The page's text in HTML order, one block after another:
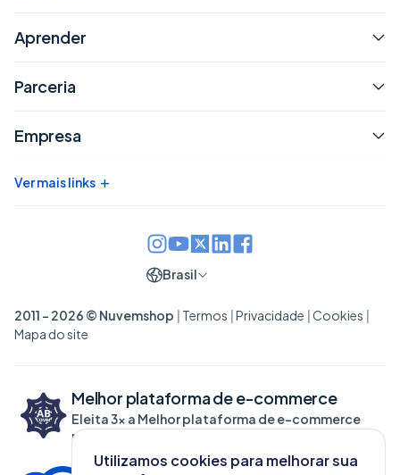
Utilizamos cookies para melhorar sua
Aprender
Parceria
Empresa
Ver mais links +
2011 - 2026 © Nuvemshop Termos Privacidade Cookies
Mapa do site
Brasil
Melhor plataforma dee-commerce
Eleita 3x a Melhor plataforma de e-commerce
pela ABCOMM